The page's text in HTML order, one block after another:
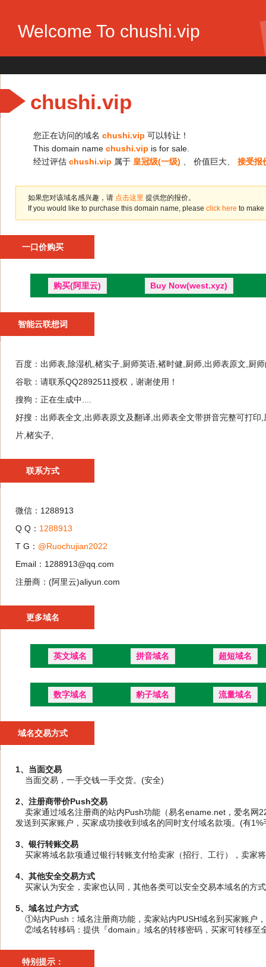
Welcome To chushi.vip
chushi.vip
您正在访问的域名 chushi.vip 可以转让！
This domain name chushi.vip is for sale.
经过评估 chushi.vip 属于 皇冠级(一级) 、 价值巨大、 接受报
如果您对该域名感兴趣，请 点击这里 提供您的报价。
If you would like to purchase this domain name, please click here to make
一口价购买
购买(阿里云) Buy Now(west.xyz)
智能云联想词
百度： 出师表,除湿机,楮实子,厨师英语,褚时健,厨师,出师表原文,厨
谷歌： 请联系QQ2892511授权，谢谢使用！
搜狗： 正在生成中....
好搜： 出师表全文,出师表原文及翻译,出师表全文带拼音完整可打
片,楮实子,
联系方式
微信：1288913
Q Q： 1288913
T G： @Ruochujian2022
Email：1288913@qq.com
注册商：(阿里云)aliyun.com
更多域名
英文域名 拼音域名 超短域名
数字域名 豹子域名 流量域名
域名交易方式
1、当面交易
当面交易，一手交钱一手交货。(安全)
2、注册商带价Push交易
卖家通过域名注册商的站内Push功能（易名ename.net，爱名网
发送到买家账户，买家成功接收到域名的同时支付域名款项。(有
3、银行转账交易
买家将域名款项通过银行转账支付给卖家（招行、工行），卖家
4、其他安全交易方式
买家认为安全，卖家也认同，其他各类可以安全交易本域名的方
5、域名过户方式
①站内Push：域名注册商功能，卖家站内PUSH域名到买家账户
②域名转移码：提供『domain』域名的转移密码，买家可转移至
特别提示：